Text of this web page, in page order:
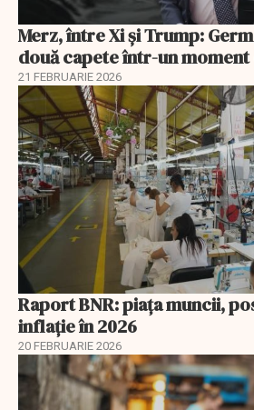
Merz, între Xi și Trump:
două capete într-un
21 FEBRUARIE 2026
Raport BNR: piața muncii,
inflație în 2026
20 FEBRUARIE 2026